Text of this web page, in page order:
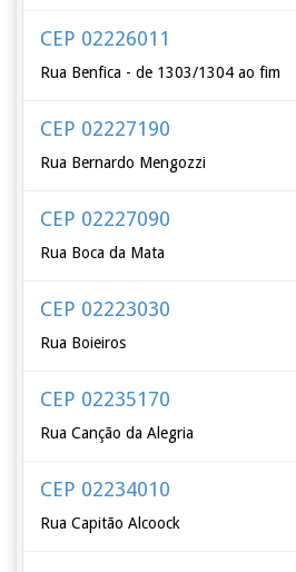
CEP 02226011
Rua Benfica - de 1303/1304 ao fim
CEP 02227190
Rua Bernardo Mengozzi
CEP 02227090
Rua Boca da Mata
CEP 02223030
Rua Boieiros
CEP 02235170
Rua Canção da Alegria
CEP 02234010
Rua Capitão Alcoock